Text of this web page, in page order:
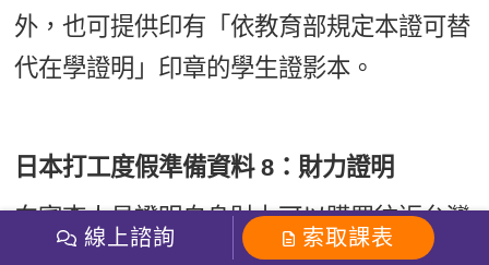
外，也可提供印有「依教育部規定本證可替
代在學證明」印章的學生證影本。
日本打工度假準備資料 8：財力證明
向審查人員證明自身財力可以購買往返台灣
與日本的機票，以及足夠在日本初期維持基
線上諮詢 索取課表